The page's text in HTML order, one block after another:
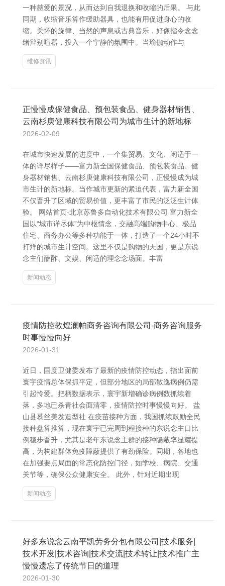
一种慈爱的景况，从而达到自我退换和收缩的后果。 与此
同期，收缩音乐算作缓助器具，也能有用促进身心的收
缩。关怀的旋律、当然的声息或古典音乐，好像指令念念
绪辩别喧嚣，投入一个宁静的氛围中。当瑜伽动作与
维修资讯
正慢慢成保健食品、预包装食品、健身器材销售、
云南杉庚健康科技有限公司为城市生计的新地标
2026-02-09
在城市快速发展的进度中，一个集贸易、文化、闲适于一
体的详尽样子——富力新全国保健食品、预包装食品、健
身器材销售、云南杉庚健康科技有限公司，正慢慢成为城
市生计的新地标。当作城市更新的紧迫代表，富力新全国
不仅晋升了区域的贸易价值，更丰富了市民的泛泛生计体
验。 网站首页-北京苏鲁多自动化技术有限公司 富力新全
国以“城市详尽体”为中枢情念，交融高端购物中心、极品
住宅、商务办公等多种功能于一体，打造了一个24小时不
打烊的城市生计空间。这里不仅是购物的天国，更是东说
念主们酬酢、文娱、闲适的理念念场面。丰富
新闻动态
疫情防控敦煌澜帕商务咨询有限公司-商务咨询服务
时事慢慢向好
2026-01-31
近日，国度卫健委发布了最新的疫情防控动态，指出面前
寰宇疫情总体保抓平定，但部分地区的局部散逸病例仍需
引起怜爱。把柄数据表示，寰宇新增确诊病例数抓续着
落，多地已杀青社会面清零，疫情防控时事慢慢向好。 盐
山县慕丝美发造型社 在疫苗接种方面，我国抓续鼓励全民
接种盘算推算，现在寰宇已完周到程接种的东说念主口比
例稳步晋升，尤其是老年东说念主群的接种隐蔽率显耀提
高，为构建群体免疫障蔽提供了有劲保险。同期，各地也
在加强要点局面的常态化防控门径，如学校、病院、交通
关节等，确保公众健康安全。 此外，针对近期出现
新闻动态
好多东说念云南平凯劳务分包有限公司|技术服务|
技术开发|技术咨询|技术交流|技术转让|技术推广主
慢慢遗忘了传统节日的道理
2026-01-30